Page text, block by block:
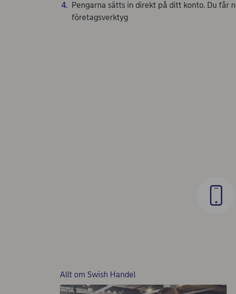
Pengarna sätts in direkt på ditt konto​. Du får
företagsverktyg
Allt om Swish Handel